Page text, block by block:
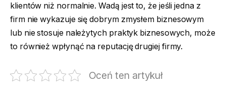
klientów niż normalnie. Wadą jest to, że jeśli jedna z
firm nie wykazuje się dobrym zmysłem biznesowym
lub nie stosuje należytych praktyk biznesowych, może
to również wpłynąć na reputację drugiej firmy.
Oceń ten artykuł